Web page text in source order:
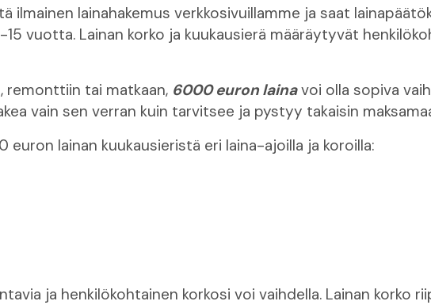
ilmainen lainahakemus verkkosivuillamme ja saat
vuotta. Lainan korko ja kuukausierä määräytyvät
remonttiin tai matkaan, 6000 euron lainavoi olla sopiva
vain sen verran kuin tarvitsee ja pystyy takaisin
lainan kuukausieristä eri laina-ajoilla ja koroilla:
ja henkilökohtainen korkosi voi vaihdella. Lainan korko